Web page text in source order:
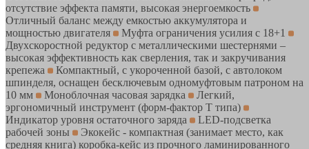
отсутствие эффекта памяти, высокая энергоемкость
Отличный баланс между емкостью аккумулятора и
мощностью двигателя
Муфта ограничения усилия с 18+1
Двухскоростной редуктор с металлическими шестернями –
высокая эффективность как сверления, так и закручивания
крепежа
Компактный, с укороченной базой, с автолоком
шпинделя, оснащен бесключевым одномуфтовым патроном на
10 мм
Моноблочная часовая зарядка
Легкий,
эргономичный инструмент (форм-фактор Т типа)
Индикатор уровня остаточного заряда
LED-подсветка
рабочей зоны
Экокейс - компактная (занимает место, как
средняя книга) коробка-кейс из прочного ламинированного